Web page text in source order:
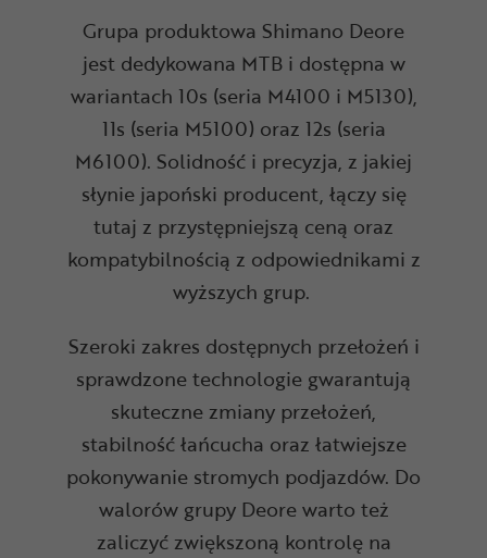
Grupa produktowa Shimano Deore
jest dedykowana MTB i dostępna w
wariantach 10s (seria M4100 i M5130),
11s (seria M5100) oraz 12s (seria
M6100). Solidność i precyzja, z jakiej
słynie japoński producent, łączy się
tutaj z przystępniejszą ceną oraz
kompatybilnością z odpowiednikami z
wyższych grup.
Szeroki zakres dostępnych przełożeń i
sprawdzone technologie gwarantują
skuteczne zmiany przełożeń,
stabilność łańcucha oraz łatwiejsze
pokonywanie stromych podjazdów. Do
walorów grupy Deore warto też
zaliczyć zwiększoną kontrolę na